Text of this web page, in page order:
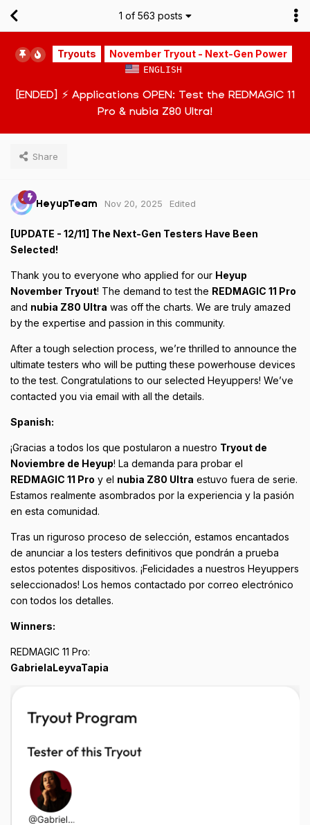
Tryouts November Tryout - Next-Gen Power
ENGLISH
[ENDED] ⚡️ Applications OPEN: Test the REDMAGIC 11
Pro & nubia Z80 Ultra!
Share
1 of 563 posts
HeyupTeam Nov 20, 2025 Edited
[UPDATE - 12/11] The Next-Gen Testers Have Been
Selected!
Thank you to everyone who applied for our Heyup
November Tryout! The demand to test the REDMAGIC 11 Pro
and nubia Z80 Ultra was off the charts. We are truly amazed
by the expertise and passion in this community.
After a tough selection process, we’re thrilled to announce the
ultimate testers who will be putting these powerhouse devices
to the test. Congratulations to our selected Heyuppers! We’ve
contacted you via email with all the details.
Spanish:
¡Gracias a todos los que postularon a nuestro Tryout de
Noviembre de Heyup! La demanda para probar el
REDMAGIC 11 Pro y el nubia Z80 Ultra estuvo fuera de serie.
Estamos realmente asombrados por la experiencia y la pasión
en esta comunidad.
Tras un riguroso proceso de selección, estamos encantados
de anunciar a los testers definitivos que pondrán a prueba
estos potentes dispositivos. ¡Felicidades a nuestros Heyuppers
seleccionados! Los hemos contactado por correo electrónico
con todos los detalles.
Winners:
REDMAGIC 11 Pro:
GabrielaLeyvaTapia